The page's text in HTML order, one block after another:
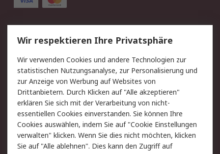
Service
Value Added Services
Lieferlösungen
Rücksendungen
Kontakt
Hilfe
Privatkunden
Rechtliches
AGB
Datenschutz
Cookie-Richtlinie
Zahlungsbedingungen
Copyright/Impressum
Entsorgung
Wir respektieren Ihre Privatsphäre
Wir verwenden Cookies und andere Technologien zur
statistischen Nutzungsanalyse, zur Personalisierung und
zur Anzeige von Werbung auf Websites von
Drittanbietern. Durch Klicken auf "Alle akzeptieren"
erklären Sie sich mit der Verarbeitung von nicht-
essentiellen Cookies einverstanden. Sie können Ihre
Cookies auswählen, indem Sie auf "Cookie Einstellungen
verwalten" klicken. Wenn Sie dies nicht möchten, klicken
Sie auf "Alle ablehnen". Dies kann den Zugriff auf